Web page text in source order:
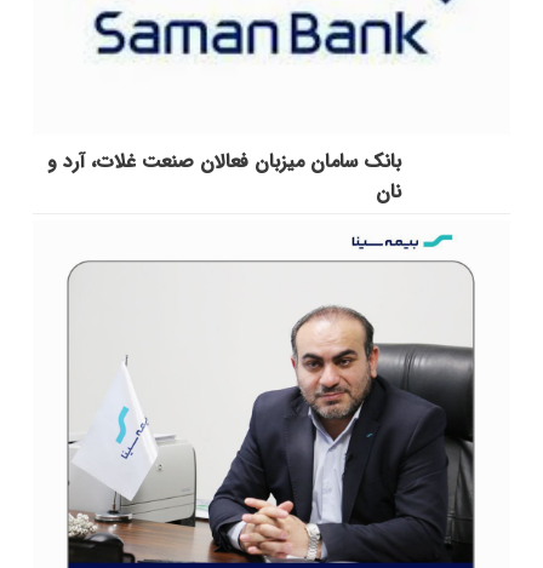
بانک سامان میزبان فعالان صنعت غلات، آرد و
نان